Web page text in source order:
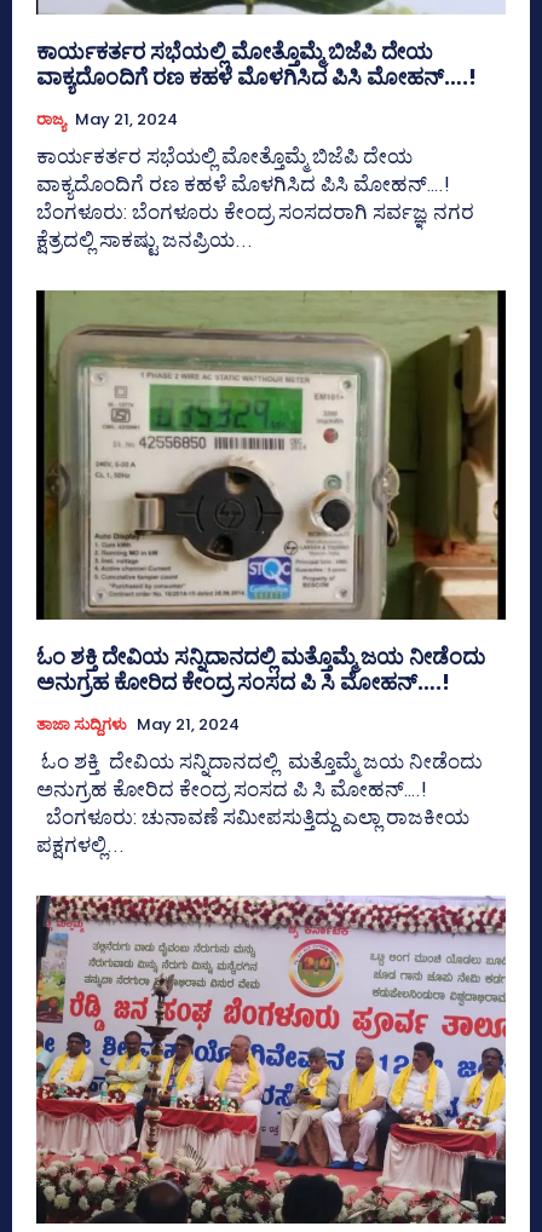
ಕಾರ್ಯಕರ್ತರ ಸಭೆಯಲ್ಲಿ ಮೋತ್ತೊಮ್ಮೆ ಬಿಜೆಪಿ ದೇಯ
ವಾಕ್ಯದೊಂದಿಗೆ ರಣ ಕಹಳೆ ಮೊಳಗಿಸಿದ ಪಿಸಿ ಮೋಹನ್….!
ರಾಜ್ಯ May 21, 2024
ಕಾರ್ಯಕರ್ತರ ಸಭೆಯಲ್ಲಿ ಮೋತ್ತೊಮ್ಮೆ ಬಿಜೆಪಿ ದೇಯ
ವಾಕ್ಯದೊಂದಿಗೆ ರಣ ಕಹಳೆ ಮೊಳಗಿಸಿದ ಪಿಸಿ ಮೋಹನ್….!
ಬೆಂಗಳೂರು: ಬೆಂಗಳೂರು ಕೇಂದ್ರ ಸಂಸದರಾಗಿ ಸರ್ವಜ್ಞ ನಗರ
ಕ್ಷೆತ್ರದಲ್ಲಿ ಸಾಕಷ್ಟು ಜನಪ್ರಿಯ...
ಓಂ ಶಕ್ತಿ ದೇವಿಯ ಸನ್ನಿದಾನದಲ್ಲಿ ಮತ್ತೊಮ್ಮೆ ಜಯ ನೀಡೆಂದು
ಅನುಗ್ರಹ ಕೋರಿದ ಕೇಂದ್ರ ಸಂಸದ ಪಿ ಸಿ ಮೋಹನ್….!
ತಾಜಾ ಸುದ್ದಿಗಳು May 21, 2024
ಓಂ ಶಕ್ತಿ ದೇವಿಯ ಸನ್ನಿದಾನದಲ್ಲಿ ಮತ್ತೊಮ್ಮೆ ಜಯ ನೀಡೆಂದು
ಅನುಗ್ರಹ ಕೋರಿದ ಕೇಂದ್ರ ಸಂಸದ ಪಿ ಸಿ ಮೋಹನ್….!
ಬೆಂಗಳೂರು: ಚುನಾವಣೆ ಸಮೀಪಸುತ್ತಿದ್ದು ಎಲ್ಲಾ ರಾಜಕೀಯ
ಪಕ್ಷಗಳಲ್ಲಿ...